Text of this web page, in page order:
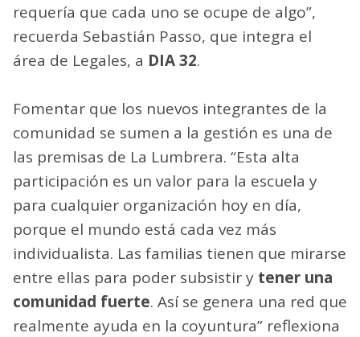
requería que cada uno se ocupe de algo”,
recuerda Sebastián Passo, que integra el
área de Legales, a DIA 32.
Fomentar que los nuevos integrantes de la
comunidad se sumen a la gestión es una de
las premisas de La Lumbrera. “Esta alta
participación es un valor para la escuela y
para cualquier organización hoy en día,
porque el mundo está cada vez más
individualista. Las familias tienen que mirarse
entre ellas para poder subsistir y tener una
comunidad fuerte. Así se genera una red que
realmente ayuda en la coyuntura” reflexiona